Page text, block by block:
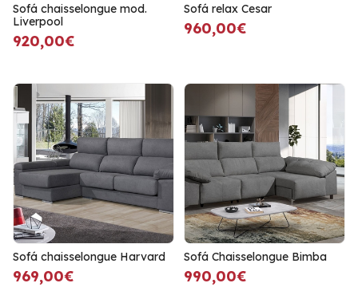
Sofá chaisselongue mod.
Liverpool
920,00€
Sofá relax Cesar
960,00€
Sofá chaisselongue Harvard
969,00€
Sofá Chaisselongue Bimba
990,00€